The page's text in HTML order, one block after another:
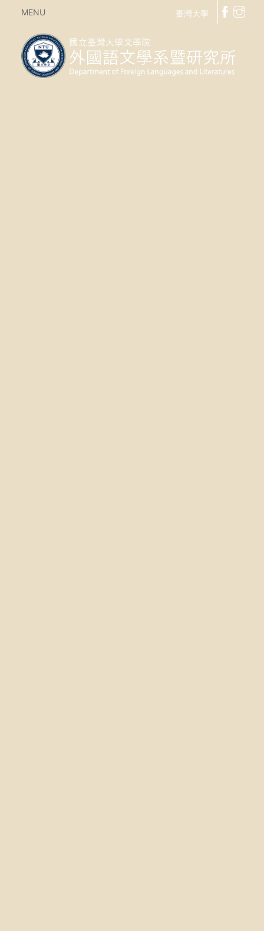
MENU 臺灣大學